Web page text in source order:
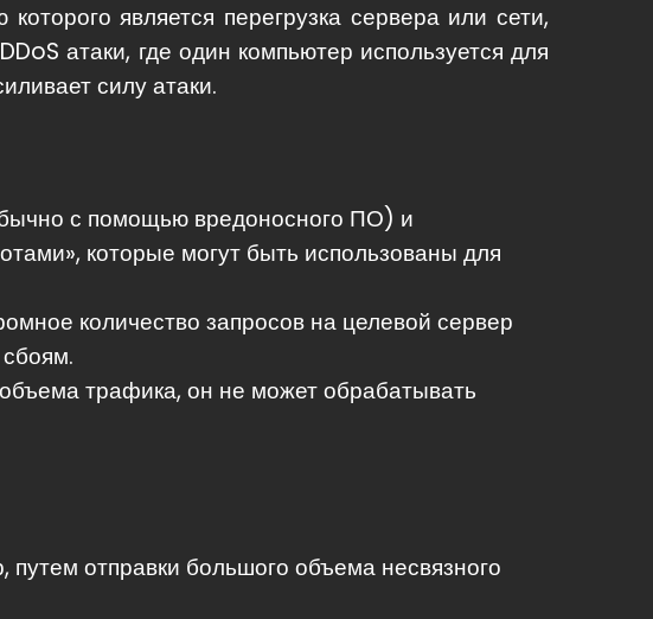
является перегрузка сервера или сети,
атаки, где один компьютер используется для
силу атаки.
с помощью вредоносного ПО) и
которые могут быть использованы для
количество запросов на целевой сервер
трафика, он не может обрабатывать
отправки большого объема несвязного